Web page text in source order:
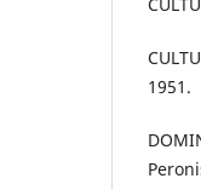
1951.